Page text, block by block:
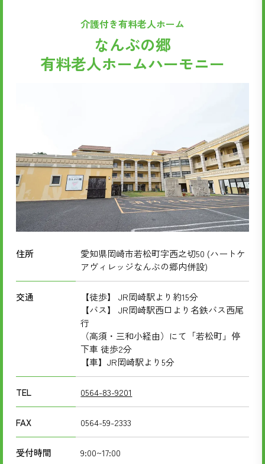
介護付き有料老人ホーム
なんぶの郷
有料老人ホームハーモニー
住所
愛知県岡崎市若松町字西之切50 (ハートケ
アヴィレッジなんぶの郷内併設)
交通
【徒歩】 JR岡崎駅より約15分
【バス】 JR岡崎駅西口より名鉄バス西尾
行
（高須・三和小経由）にて「若松町」停
下車 徒歩2分
【車】JR岡崎駅より5分
TEL 0564-83-9201
FAX 0564-59-2333
受付時間 9:00~17:00